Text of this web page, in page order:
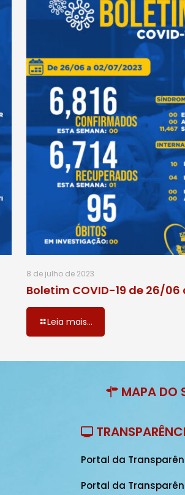
8 de julho de 2023
Boletim COVID-19 de 26/
Leia mais...
MAPA DO
Portal da
Portal da